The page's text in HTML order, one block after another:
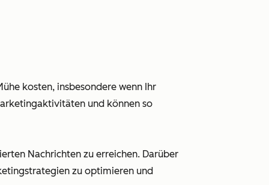
kosten, insbesondere wenn Ihr
und können so
Nachrichten zu erreichen. Darüber
zu optimieren und